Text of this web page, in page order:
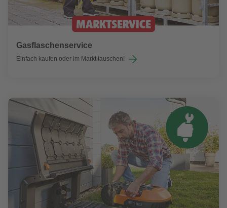
Gasflaschenservice
Einfach kaufen oder im Markt tauschen!